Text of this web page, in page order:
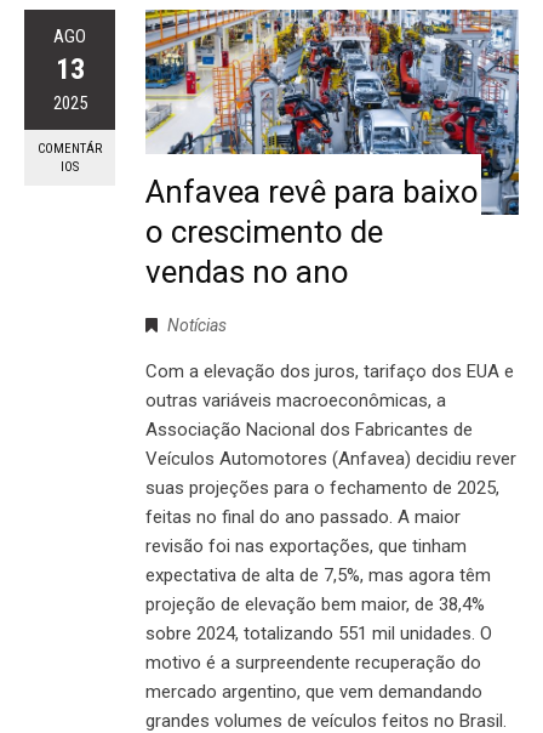
AGO
13
2025
COMENTÁR
IOS
Anfavea revê para baixo
o crescimento de
vendas no ano
Notícias
Com a elevação dos juros, tarifaço dos EUA e
outras variáveis macroeconômicas, a
Associação Nacional dos Fabricantes de
Veículos Automotores (Anfavea) decidiu rever
suas projeções para o fechamento de 2025,
feitas no final do ano passado. A maior
revisão foi nas exportações, que tinham
expectativa de alta de 7,5%, mas agora têm
projeção de elevação bem maior, de 38,4%
sobre 2024, totalizando 551 mil unidades. O
motivo é a surpreendente recuperação do
mercado argentino, que vem demandando
grandes volumes de veículos feitos no Brasil.